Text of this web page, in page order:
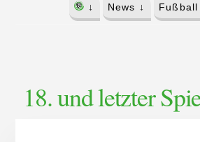
↓ News ↓ Fußball
18. und letzter